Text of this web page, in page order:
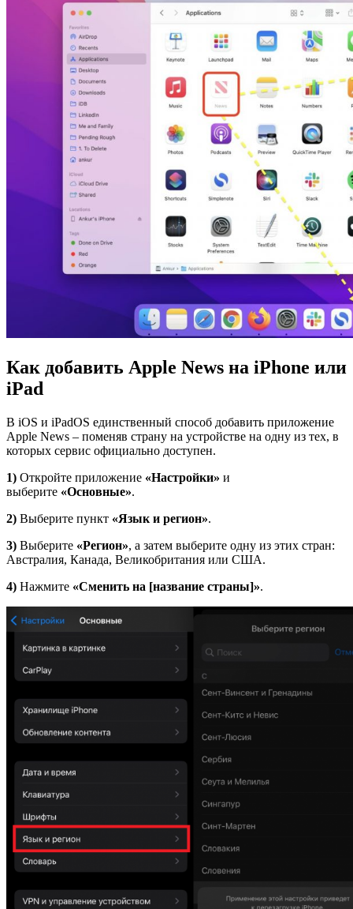
Как добавить Apple News на iPhone или
iPad
В iOS и iPadOS единственный способ добавить приложение
Apple News – поменяв страну на устройстве на одну из тех, в
которых сервис официально доступен.
1) Откройте приложение «Настройки» и
выберите «Основные».
2) Выберите пункт «Язык и регион».
3) Выберите «Регион», а затем выберите одну из этих стран:
Австралия, Канада, Великобритания или США.
4) Нажмите «Сменить на [название страны]».